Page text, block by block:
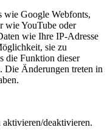
wie Google Webfonts,
wie YouTube oder
wie Ihre IP-Adresse
sie zu
die Funktion dieser
Die Änderungen treten in
deaktivieren.